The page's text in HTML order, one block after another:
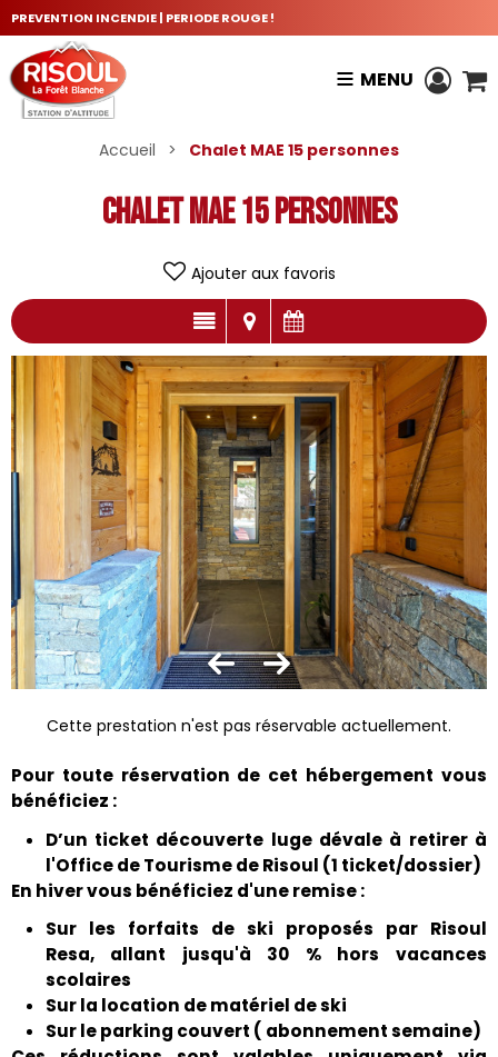
PREVENTION INCENDIE | PERIODE ROUGE !
MENU
Accueil > Chalet MAE 15 personnes
Chalet MAE 15 personnes
Ajouter aux favoris
Cette prestation n'est pas réservable actuellement.
Pour toute réservation de cet hébergement vous
bénéficiez :
D’un ticket découverte luge dévale à retirer à
l'Office de Tourisme de Risoul (1 ticket/dossier)
En hiver vous bénéficiez d'une remise :
Sur les forfaits de ski proposés par Risoul
Resa, allant jusqu'à 30 % hors vacances
scolaires
Sur la location de matériel de ski
Sur le parking couvert ( abonnement semaine)